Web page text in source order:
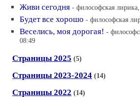
Живи сегодня - философская
Будет все хорошо - философская
Веселись, моя дорогая! -
08:49
Страницы 2025 (5)
Страницы 2023-2024 (14)
Страницы 2022 (14)